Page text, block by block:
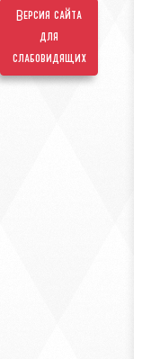
Версия сайта
для
слабовидящих